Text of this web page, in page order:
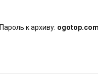
Пароль к архиву: ogotop.com